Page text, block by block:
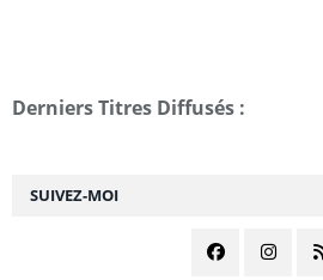
SUIVEZ-MOI
Derniers Titres Diffusés :